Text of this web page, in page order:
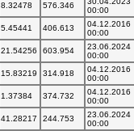
8.32478 576.346
00:00
5.45441 406.613
04.12.2016
00:00
21.54256 603.954
23.06.2024
00:00
15.83219 314.918
04.12.2016
00:00
1.37384 374.732
04.12.2016
00:00
41.28217 244.753
23.06.2024
00:00